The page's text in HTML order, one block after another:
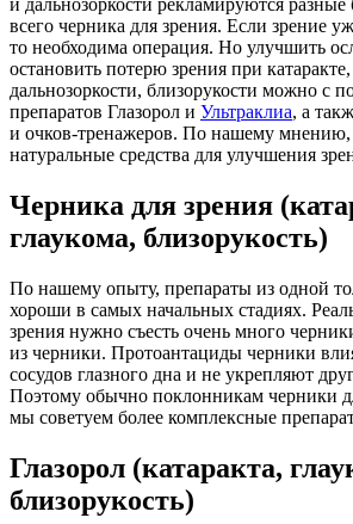
всего черника для зрения. Если зрение
то необходима операция. Но улучшить
остановить потерю зрения при катаракте,
дальнозоркости, близорукости можно с
препаратов Глазорол и Ультраклиа, а
и очков-тренажеров. По нашему
натуральные средства для улучшения
Черника для зрения (
глаукома, близорукость)
По нашему опыту, препараты из одной
хороши в самых начальных стадиях.
зрения нужно съесть очень много
из черники. Протоантациды черники
сосудов глазного дна и не укрепляют
Поэтому обычно поклонникам черники
мы советуем более комплексные
Глазорол (катаракта,
близорукость)